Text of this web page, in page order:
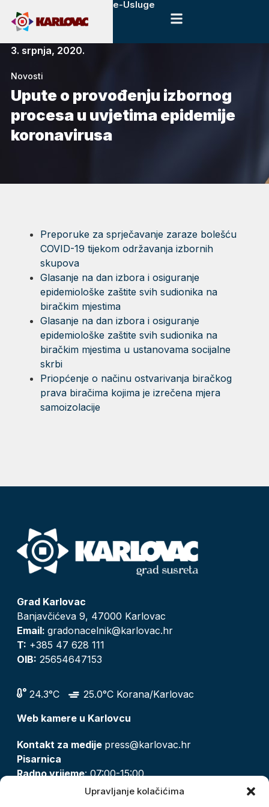
Upravljanje kolačićima
e-Usluge
3. srpnja, 2020.
Novosti
Upute o provođenju izbornog
procesa u uvjetima epidemije
koronavirusa
Preporuke za sprječavanje zaraze bolešću
COVID-19 tijekom održavanja izbornih
skupova
Glasanje na dan izbora i osiguranje
epidemiološke zaštite svih sudionika na
biračkim mjestima
Glasanje na dan izbora i osiguranje
epidemiološke zaštite svih sudionika na
biračkim mjestima u ustanovama socijalne
skrbi
Priopćenje o načinu ostvarivanja biračkog
prava biračima kojima je izrečena mjera
samoizolacije
Grad Karlovac
Banjavčićeva 9, 47000 Karlovac
Email: gradonacelnik@karlovac.hr
T: +385 47 628 111
OIB: 25654647153
24.3°C
25.0°C Korana/Karlovac
Web kamere u Karlovcu
Kontakt za medije press@karlovac.hr
Pisarnica
Radno vrijeme: 07:00-15:00
pisarnica@karlovac.hr